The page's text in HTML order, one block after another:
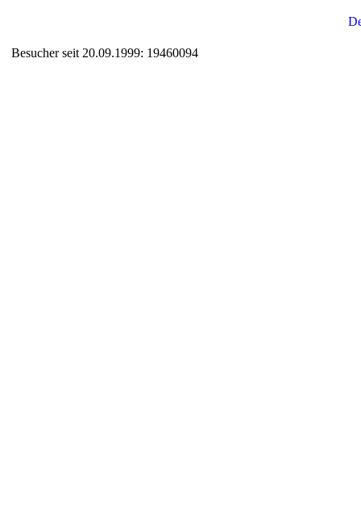
Besucher seit 20.09.1999: 19460094